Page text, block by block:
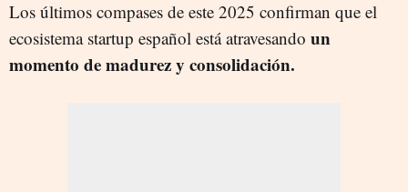
Los últimos compases de este 2025 confirman que el
ecosistema startup español está atravesando un
momento de madurez y consolidación.